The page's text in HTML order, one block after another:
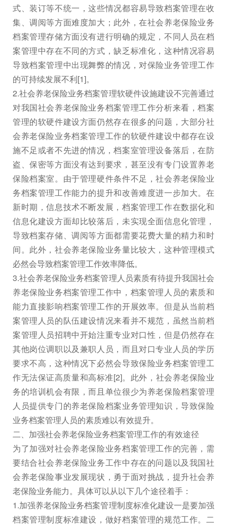
式、装订等不统一，这些情况都容易导致档案管理在收
集、调阅等方面难度加大；此外，在社会养老保险业务
档案管理存储方面没有进行明确的规定，不同人员在档
案管理中存在不同的方式，缺乏标准化，这种情况容易
导致档案管理中出现舞弊的情况，对保险业务管理工作
的可持续发展不利[1]。
2.社会养老保险业务档案管理软硬件设施建设不完善通过
对我国社会养老保险业务档案管理工作分析来看，档案
管理的软硬件建设方面仍然存在很多的问题，大部分社
会养老保险业务档案管理工作的软硬件建设中都存在设
施不足或者不先进的情况，档案室管理设备落后，在防
盗、保密等方面没有达到要求，甚至没有专门设置养老
保险档案室。由于管理硬件条件不足，社会养老保险业
务档案管理工作能力的提升和改善难度进一步加大。在
新时期，信息技术不断发展，档案管理工作在数据化和
信息化建设方面却比较落后，未实现全面信息化管理，
导致档案存储、调阅等方面都需要花费大量的精力和时
间。此外，社会养老保险业务量比较大，这种管理模式
必然会导致档案管理工作效率降低。
3.社会养老保险业务档案管理人员素质有待提升我国社会
养老保险业务档案管理工作中，档案管理人员的素质和
能力直接影响档案管理工作的开展效率。但是从当前档
案管理人员的队伍建设情况来看并不规范，虽然当前档
案管理人员招聘中开始注重专业对口性，但是仍然存在
其他岗位调职以及兼职人员，而且对口专业人员的学历
要求不高，这种情况下必然会导致保险业务档案管理工
作无法保证高质量和高标准[2]。此外，社会养老保险业
务的培训机会有限，而且单位很少为养老保险档案管理
人员提供专门的养老保险档案业务管理知识，导致保险
业务档案管理人员的素质难以有效提升。
二、加强社会养老保险业务档案管理工作的有效途径
为了加强对社会养老保险业务档案管理工作的完善，需
要结合社会养老保险业务工作中存在的问题以及我国社
会养老保险事业发展现状，勇于面对挑战，提升社会养
老保险业务能力。具体可以从以下几个途径着手：
1.加强养老保险业务档案管理制度标准化建设一是要加强
档案管理制度标准建设，做好档案管理的规范工作。二